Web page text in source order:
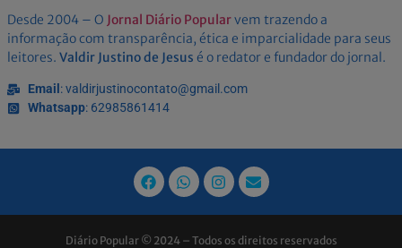
Desde 2004 – O Jornal Diário Popularvem trazendo a
informação com transparência, ética e imparcialidade para seus
leitores. Valdir Justino de Jesus é o redator e fundador do jornal.
Email : valdirjustinocontato@gmail.com
Whatsapp: 62985861414
Diário Popular © 2024 – Todos os direitos reservados